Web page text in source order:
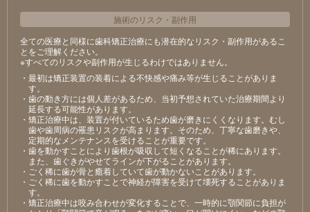
施術のリスク ・ 副作用
全ての医療と同様に歯科矯正治療にも潜在的なリスク・副作用があるこ
とをご理解ください。
※すべてのリスクや副作用が生じるわけではありません。
・最初は矯正装置の装着による不快感や痛み等が⽣じることがありま
す。
・⻭の動き⽅には個⼈差があるため、当初予想されていた治療期間より
延⻑する可能性があります。
・矯正治療中は、装置が付いているため⻭が磨きにくくなります。むし
⻭や⻭周病の罹患リスクが⾼まります。そのため、丁寧な⻭磨きや、
定期的なメンテナンスを受けることが重要です。
・⻭を動かすことにより⻭根が吸収して短くなることが稀にあります。
また、⻭ぐきがやせてラインが下がることがあります。
・ごく稀に⻭が⾻と癒着していて⻭が動かないことがあります。
・ごく稀に⻭を動かすことで神経が障害を受けて壊死することがありま
す。
・矯正治療中は咬み合わせが変化することで、⼀時的に顎関節に負担が